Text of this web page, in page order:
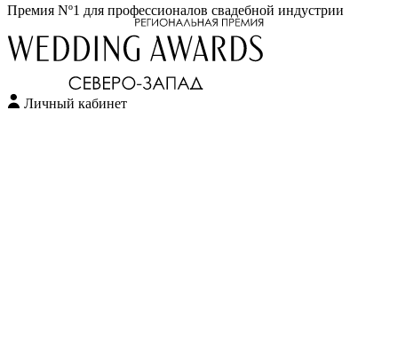
Перейти
содержимому
Премия Nº1 для профессионалов свадебной индустрии
Личный кабинет